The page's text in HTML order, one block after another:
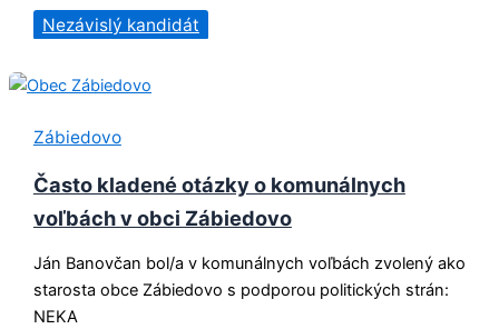
Nezávislý kandidát
Zábiedovo
Často kladené otázky o komunálnych
voľbách v obci Zábiedovo
Ján Banovčan bol/a v komunálnych voľbách zvolený ako
starosta obce Zábiedovo s podporou politických strán:
NEKA